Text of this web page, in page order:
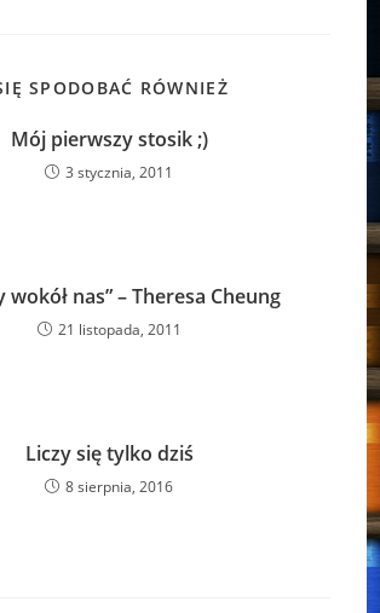
SPODOBAĆ RÓWNIEŻ
Mój pierwszy stosik ;)
3 stycznia, 2011
wokół nas” – Theresa Cheung
21 listopada, 2011
Liczy się tylko dziś
8 sierpnia, 2016